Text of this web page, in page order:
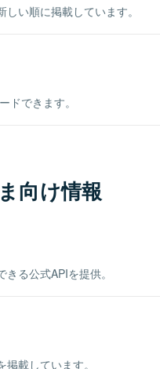
い順に掲載しています。
できます。
向け情報
る公式APIを提供。
載しています。